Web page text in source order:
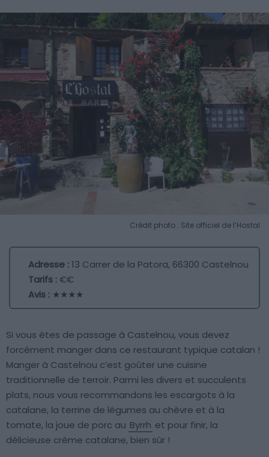
Crédit photo : Site officiel de l’Hostal
Adresse :13 Carrer de la Patora, 66300 Castelnou
Tarifs :€€
Avis : ★★★★
Si vous êtes de passage à Castelnou, vous devez
forcément manger dans ce restaurant typique catalan !
Manger à Castelnou c’est goûter une cuisine
traditionnelle de terroir. Parmi les divers et succulents
plats, nous vous recommandons les escargots à la
catalane, la terrine de légumes au chèvre et à la
tomate, la joue de porc au Byrrh et pour finir, la
délicieuse crème catalane, bien sûr !